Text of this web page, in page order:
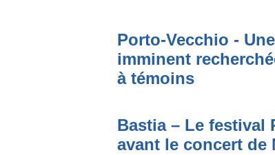
Porto-Vecchio -
imminent
à témoins
Bastia – Le festival
avant le concert de